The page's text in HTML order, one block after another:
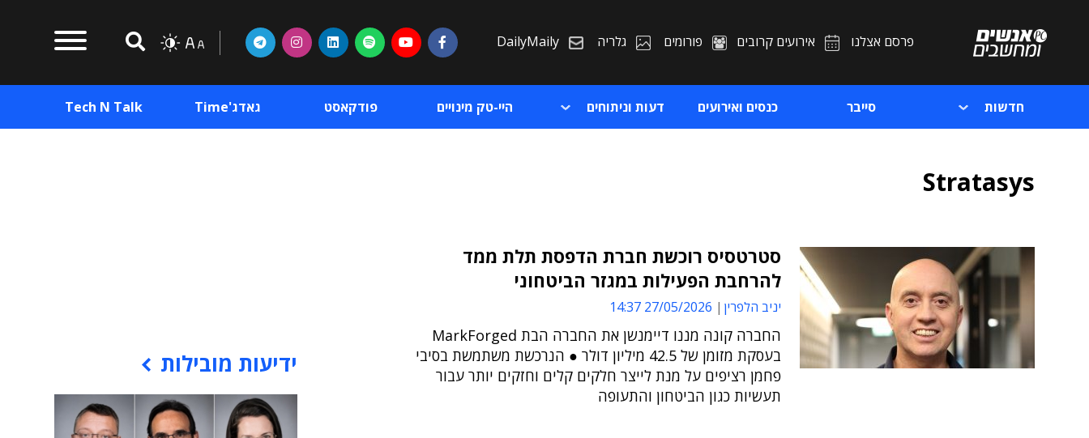
פרסם אצלנו אירועים קרובים פורומים גלריה DailyMaily
חדשות סייבר כנסים ואירועים דעות וניתוחים היי-טק מינויים פודקאסט גאדג'Time Tech N Talk
Stratasys
סטרטסיס רוכשת חברת הדפסת תלת ממד
להרחבת הפעילות במגזר הביטחוני
יניב הלפרין 27/05/2026 14:37
החברה קונה מננו דיימנשן את החברה הבת MarkForged
בעסקת מזומן של 42.5 מיליון דולר ● הנרכשת משתמשת בסיבי
פחמן רציפים על מנת לייצר חלקים קלים וחזקים יותר עבור
תעשיות כגון הביטחון והתעופה
ידיעות מובילות